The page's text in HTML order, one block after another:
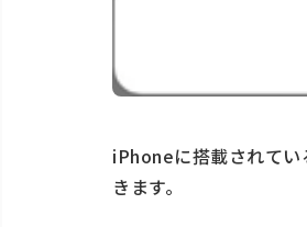
iPhoneに搭載されてい
きます。